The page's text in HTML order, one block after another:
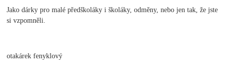
Jako dárky pro malé předškoláky i školáky, odměny, nebo jen tak, že jste
si vzpomněli.
otakárek fenyklový